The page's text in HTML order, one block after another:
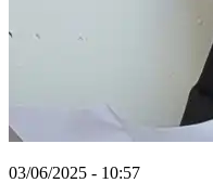
03/06/2025 - 10:57